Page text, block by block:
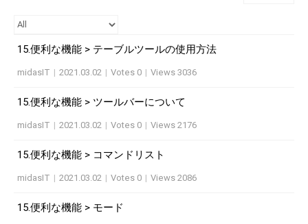
15.便利な機能 > テーブルツールの使用方法
midasIT | 2021.03.02 | Votes 0 | Views 3036
15.便利な機能 > ツールバーについて
midasIT | 2021.03.02 | Votes 0 | Views 2176
15.便利な機能 > コマンドリスト
midasIT | 2021.03.02 | Votes 0 | Views 2086
15.便利な機能 > モード